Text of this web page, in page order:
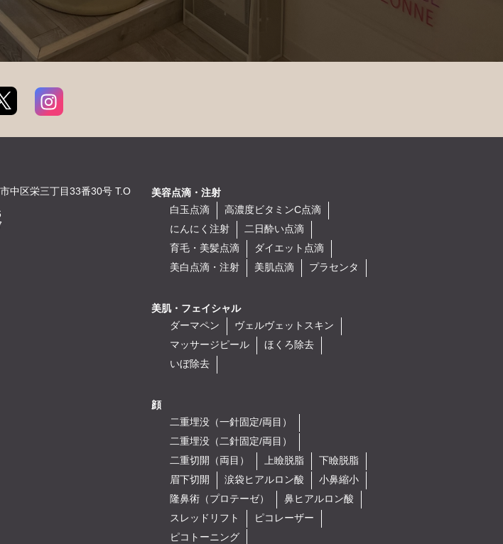
中区栄三丁目33番30号 T.O
美容点滴・注射
白玉点滴
高濃度ビタミンC点滴
にんにく注射
二日酔い点滴
育毛・美髪点滴
ダイエット点滴
美白点滴・注射
美肌点滴 プラセンタ
美肌・フェイシャル
ダーマペン
ヴェルヴェットスキン
マッサージピール
ほくろ除去
いぼ除去
顔
二重埋没（一針固定/両目）
二重埋没（二針固定/両目）
二重切開（両目）
上瞼脱脂
下瞼脱脂
眉下切開
涙袋ヒアルロン酸
小鼻縮小
隆鼻術（プロテーゼ）
鼻ヒアルロン酸
スレッドリフト
ピコレーザー
ピコトーニング